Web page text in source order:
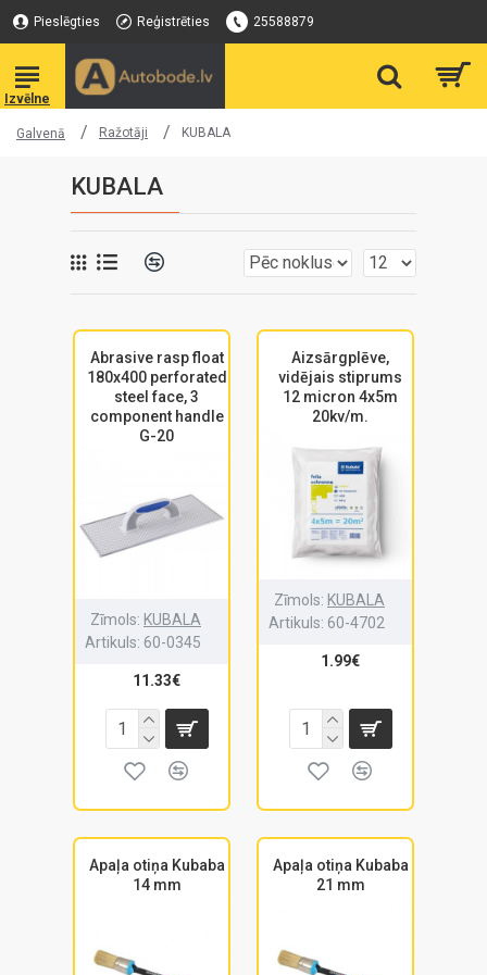
Pieslēgties Reģistrēties 25588879
Galvenā Ražotāji KUBALA
KUBALA
Abrasive rasp float
180x400 perforated
steel face, 3
component handle
G-20
Zīmols: KUBALA
Artikuls: 60-0345
11.33€
Aizsārgplēve,
vidējais stiprums
12 micron 4x5m
20kv/m.
Zīmols: KUBALA
Artikuls: 60-4702
1.99€
Apaļa otiņa Kubaba
14 mm
Apaļa otiņa Kubaba
21 mm